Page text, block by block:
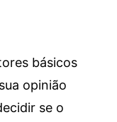
básicos
opinião
se o